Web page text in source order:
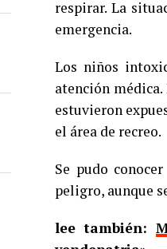
respirar. La
emergencia.
Los niños
atención
estuvieron
el área de recreo.
Se pudo
peligro, aunque
lee también: